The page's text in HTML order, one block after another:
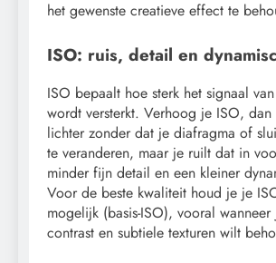
het gewenste creatieve effect te
ISO: ruis, detail en
ISO bepaalt hoe sterk het signaal
wordt versterkt. Verhoog je ISO,
lichter zonder dat je diafragma of
te veranderen, maar je ruilt dat in
minder fijn detail en een kleiner
Voor de beste kwaliteit houd je je
mogelijk (basis-ISO), vooral wanneer
contrast en subtiele texturen wilt